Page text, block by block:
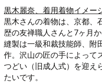
黒木麗奈、着用着物イメー
黒木さんの着物は、京都、
歴の友禅職人さんと7ヶ月か
縫製は一級和裁技能師、附
作。沢山の匠の手によって
つどい（旧成人式）を迎え
たいです。